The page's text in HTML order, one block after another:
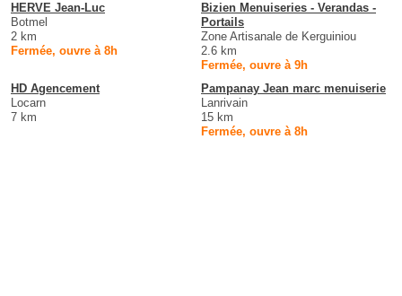
HERVE Jean-Luc
Botmel
2 km
Fermée, ouvre à 8h
Bizien Menuiseries - Verandas -
Portails
Zone Artisanale de Kerguiniou
2.6 km
Fermée, ouvre à 9h
HD Agencement
Locarn
7 km
Pampanay Jean marc menuiserie
Lanrivain
15 km
Fermée, ouvre à 8h